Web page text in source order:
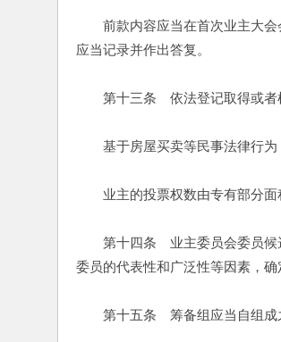
前款内容应当在首次业主大会
应当记录并作出答复。
第十三条　依法登记取得或者
基于房屋买卖等民事法律行为
业主的投票权数由专有部分面
第十四条　业主委员会委员候
委员的代表性和广泛性等因素，确
第十五条　筹备组应当自组成